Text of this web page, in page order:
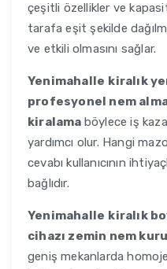
çeşitli özellikler ve
tarafa eşit şekilde
ve etkili olmasını sağlar.
Yenimahalle kiralık
profesyonel nem
kiralama böylece iş
yardımcı olur. Hangi
cevabı kullanıcının
bağlıdır.
Yenimahalle kiralık
cihazı zemin nem
geniş mekanlarda